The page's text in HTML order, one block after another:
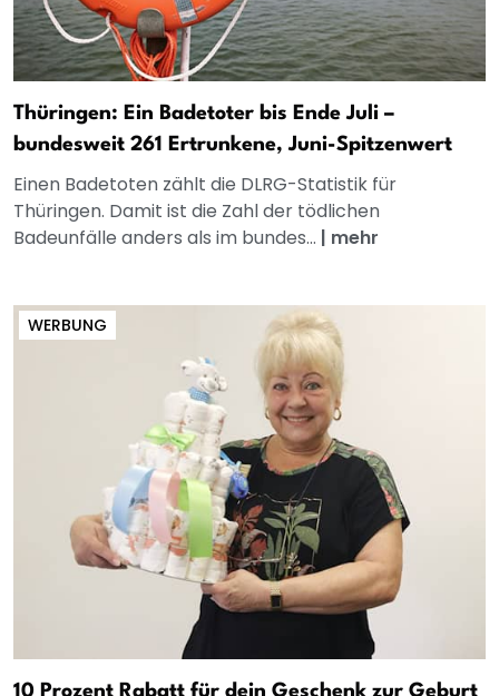
Thüringen: Ein Badetoter bis Ende Juli –
bundesweit 261 Ertrunkene, Juni-Spitzenwert
Einen Badetoten zählt die DLRG-Statistik für
Thüringen. Damit ist die Zahl der tödlichen
Badeunfälle anders als im bundes... | mehr
WERBUNG
10 Prozent Rabatt für dein Geschenk zur Geburt